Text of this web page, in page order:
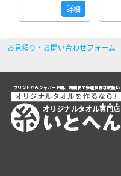
詳細
お見積り・お問い合わせフォーム